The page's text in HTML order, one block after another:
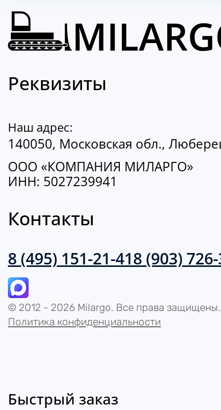
Реквизиты
Наш адрес:
140050, Московская обл.,
ООО «КОМПАНИЯ МИЛАРГО»
ИНН: 5027239941
Контакты
8 (495) 151-21-418 (903)
© 2012 - 2026 Milargo. Все права защищены.
Политика конфиденциальности
Быстрый заказ